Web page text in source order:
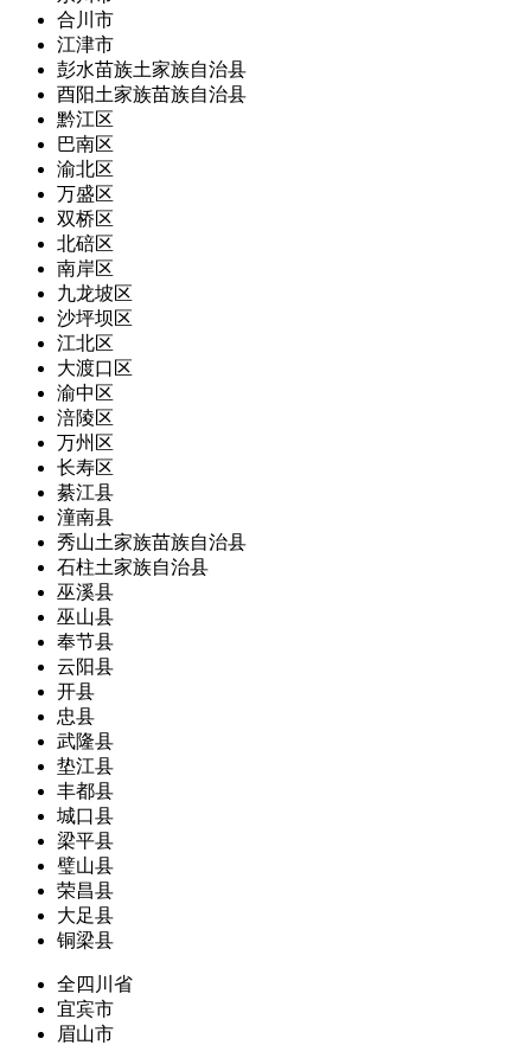
合川市
江津市
彭水苗族土家族自治县
酉阳土家族苗族自治县
黔江区
巴南区
渝北区
万盛区
双桥区
北碚区
南岸区
九龙坡区
沙坪坝区
江北区
大渡口区
渝中区
涪陵区
万州区
长寿区
綦江县
潼南县
秀山土家族苗族自治县
石柱土家族自治县
巫溪县
巫山县
奉节县
云阳县
开县
忠县
武隆县
垫江县
丰都县
城口县
梁平县
璧山县
荣昌县
大足县
铜梁县
全四川省
宜宾市
眉山市